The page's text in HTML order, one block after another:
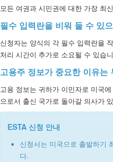
모든 여권과 시민권에 대한 가장 최
필수 입력란을 비워 둘 수 있
신청자는 양식의 각 필수 입력란을
처리 시간이 추가로 소요될 수 있습
고용주 정보가 중요한 이유는
고용 정보는 귀하가 이민자로 미국
으로서 출신 국가로 돌아갈 의사가
ESTA 신청 안내
신청서는 미국으로 출발하기
다.